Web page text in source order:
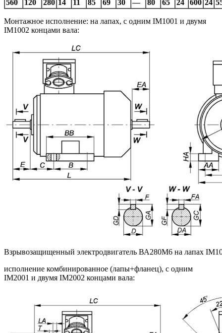
560
120 280 14 11 85 69 30 — 80 65 24 600 24
Монтажное исполнение: на лапах, с одним IM1001 и двумя
IM1002 концами вала:
Взрывозащищенный электродвигатель ВА280M6 на лапах
исполнение комбинированное (лапы+фланец), с одним
IM2001 и двумя IM2002 концами вала: